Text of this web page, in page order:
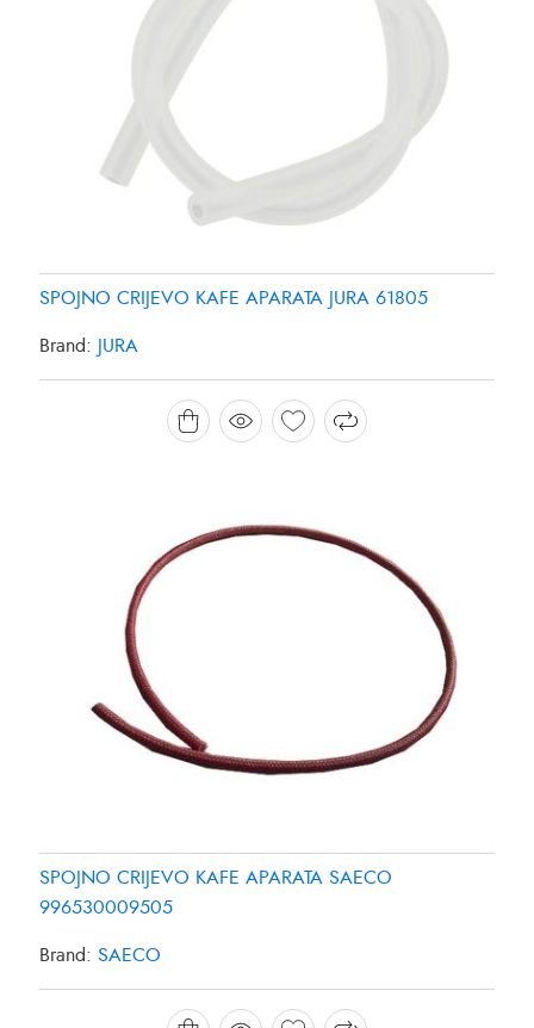
SPOJNO CRIJEVO KAFE APARATA JURA 61805
Brand: JURA
SPOJNO CRIJEVO KAFE APARATA SAECO
996530009505
Brand: SAECO